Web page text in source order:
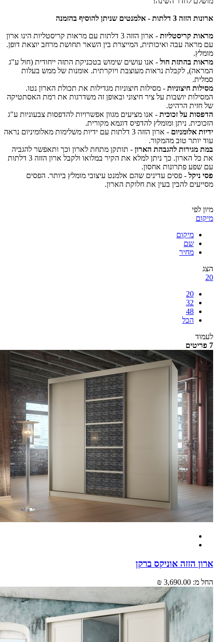
- אלמנטים שניתן להוסיף בהזמנה
קריסטליות
- ארון הזזה 3 דלתות עם מראות קריסטליות הינו ארון
עבה ואיכותית, המייצרת בין השאר תחושת מרחב יוצאת דופן.
בהתזת חול- אנו עושים שימוש בטכניקת התזה ייחודית (חול ע"ג
לקבלת נראות מעוצבת ויוקרתית. אומנות של ממש בעלות
חיצוניות- מסילות חיצוניות מגדילות את תכולת הארון נטו.
יושבות על ציר חיצוני ובאופן זה משדרגות את רמת האסתטיקה
הרהיט.
על זכוכית- אנו מציעים מגוון אפשרויות להדפסות צבעוניות ע"ג
ניתן ומומלץ להדפיס דוגמא מקורית.
אלומניום
- ארון הזזה 3 דלתות עם ידיות משלימות מאלומיניום נראה
טוב מהמקור.
להגבהת הארון- תותקן מתחת לארון וכך ותאפשר להגביה
את כל הארון. כך ניתן למלא את הקיר במלואו ולקבל ארון הזזה 3 דלתות
פתרונות אחסון.
- פסים עדינים שהם אלמנט עיצובי מומלץ ביותר. הפסים
להבין בעין את חלוקת הארון.
מיקום
שם
מחיר
הכל
הזזה אוניקס ברקן
מ: 3,690.00 ₪